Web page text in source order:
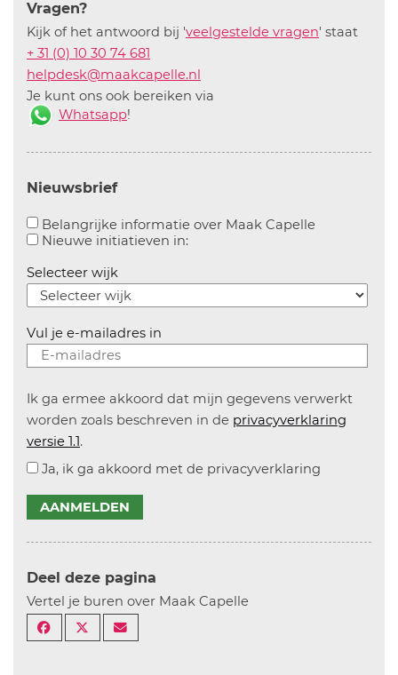
Vragen?
Kijk of het antwoord bij 'veelgestelde vragen' staat
+ 31 (0) 10 30 74 681
helpdesk@maakcapelle.nl
Je kunt ons ook bereiken via
Whatsapp!
Nieuwsbrief
Belangrijke informatie over Maak CapelleAanvinken
Nieuwe initiatieven in:Aanvinken om informatie over
Selecteer wijk
Vul je e-mailadres in
Ik ga ermee akkoord dat mijn gegevens verwerkt
worden zoals beschreven in de privacyverklaring
versie 1.1.
Ja, ik ga akkoord met de privacyverklaring
AANMELDEN
Deel deze pagina
Vertel je buren over Maak Capelle